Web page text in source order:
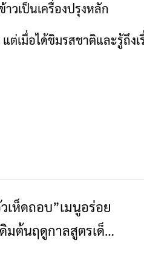
วเป็นเครื่องปรุงหลัก
แต่เมื่อได้ชิมรสชาติและรู้ถึง
ข่าวเชียงราย
เห็ดถอบ”เมนูอร่อย
มต้นฤดูกาลสูตรเด็ด